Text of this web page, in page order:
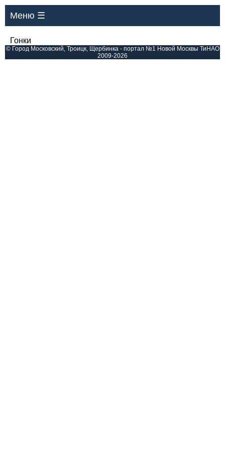
Меню ☰
Гонки
© Город Московский, Троицк, Щербинка - портал №1 Новой Москвы ТиНАО
2009-2026